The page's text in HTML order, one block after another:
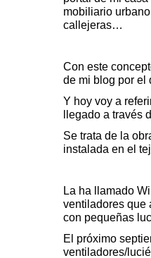
mobiliario
callejeras…
Con este
de mi blog por el
Y hoy voy a
llegado a través
Se trata de la
instalada en el
La ha llamado
ventiladores que
con pequeñas
El próximo
ventiladores/